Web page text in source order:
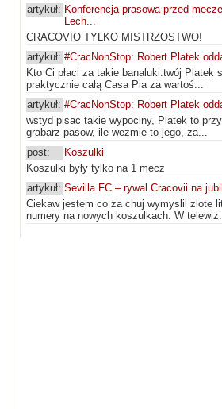
artykuł: Konferencja prasowa przed
Lech...
CRACOVIO TYLKO MISTRZOSTWO!
artykuł: #CracNonStop: Robert Platek
Kto Ci płaci za takie banaluki.twój Platek
praktycznie całą Casa Pia za wartoś...
artykuł: #CracNonStop: Robert Platek
wstyd pisac takie wypociny, Platek to
grabarz pasow, ile wezmie to jego, za...
post:
Koszulki
Koszulki były tylko na 1 mecz
artykuł: Sevilla FC – rywal Cracovii na
Ciekaw jestem co za chuj wymyslil zlote
numery na nowych koszulkach. W